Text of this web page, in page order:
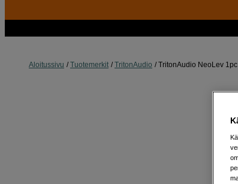
Aloitussivu Tuotemerkit TritonAudio TritonAudio NeoLev